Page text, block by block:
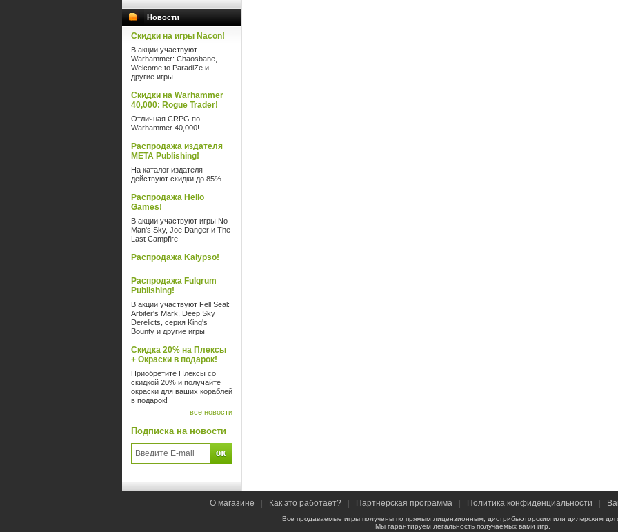
Новости
Скидки на игры Nacon!
В акции участвуют
Warhammer: Chaosbane,
Welcome to ParadiZe и
другие игры
Скидки на Warhammer
40,000: Rogue Trader!
Отличная CRPG по
Warhammer 40,000!
Распродажа издателя
META Publishing!
На каталог издателя
действуют скидки до 85%
Распродажа Hello
Games!
В акции участвуют игры No
Man's Sky, Joe Danger и The
Last Campfire
Распродажа Kalypso!
Распродажа Fulqrum
Publishing!
В акции участвуют Fell Seal:
Arbiter's Mark, Deep Sky
Derelicts, серия King's
Bounty и другие игры
Скидка 20% на Плексы
+ Окраски в подарок!
Приобретите Плексы со
скидкой 20% и получайте
окраски для ваших кораблей
в подарок!
все новости
Подписка на новости
О магазине Как это работает? Партнерская программа Политика конфиденциальности
Все продаваемые игры получены по прямым лицензионным, дистрибьюторским или дилерским
Мы гарантируем легальность получаемых вами игр.